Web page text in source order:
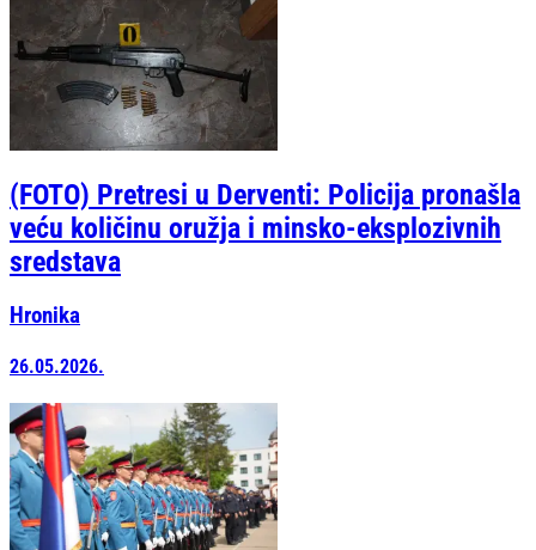
(FOTO) Pretresi u Derventi: Policija pronašla
veću količinu oružja i minsko-eksplozivnih
sredstava
Hronika
26.05.2026.